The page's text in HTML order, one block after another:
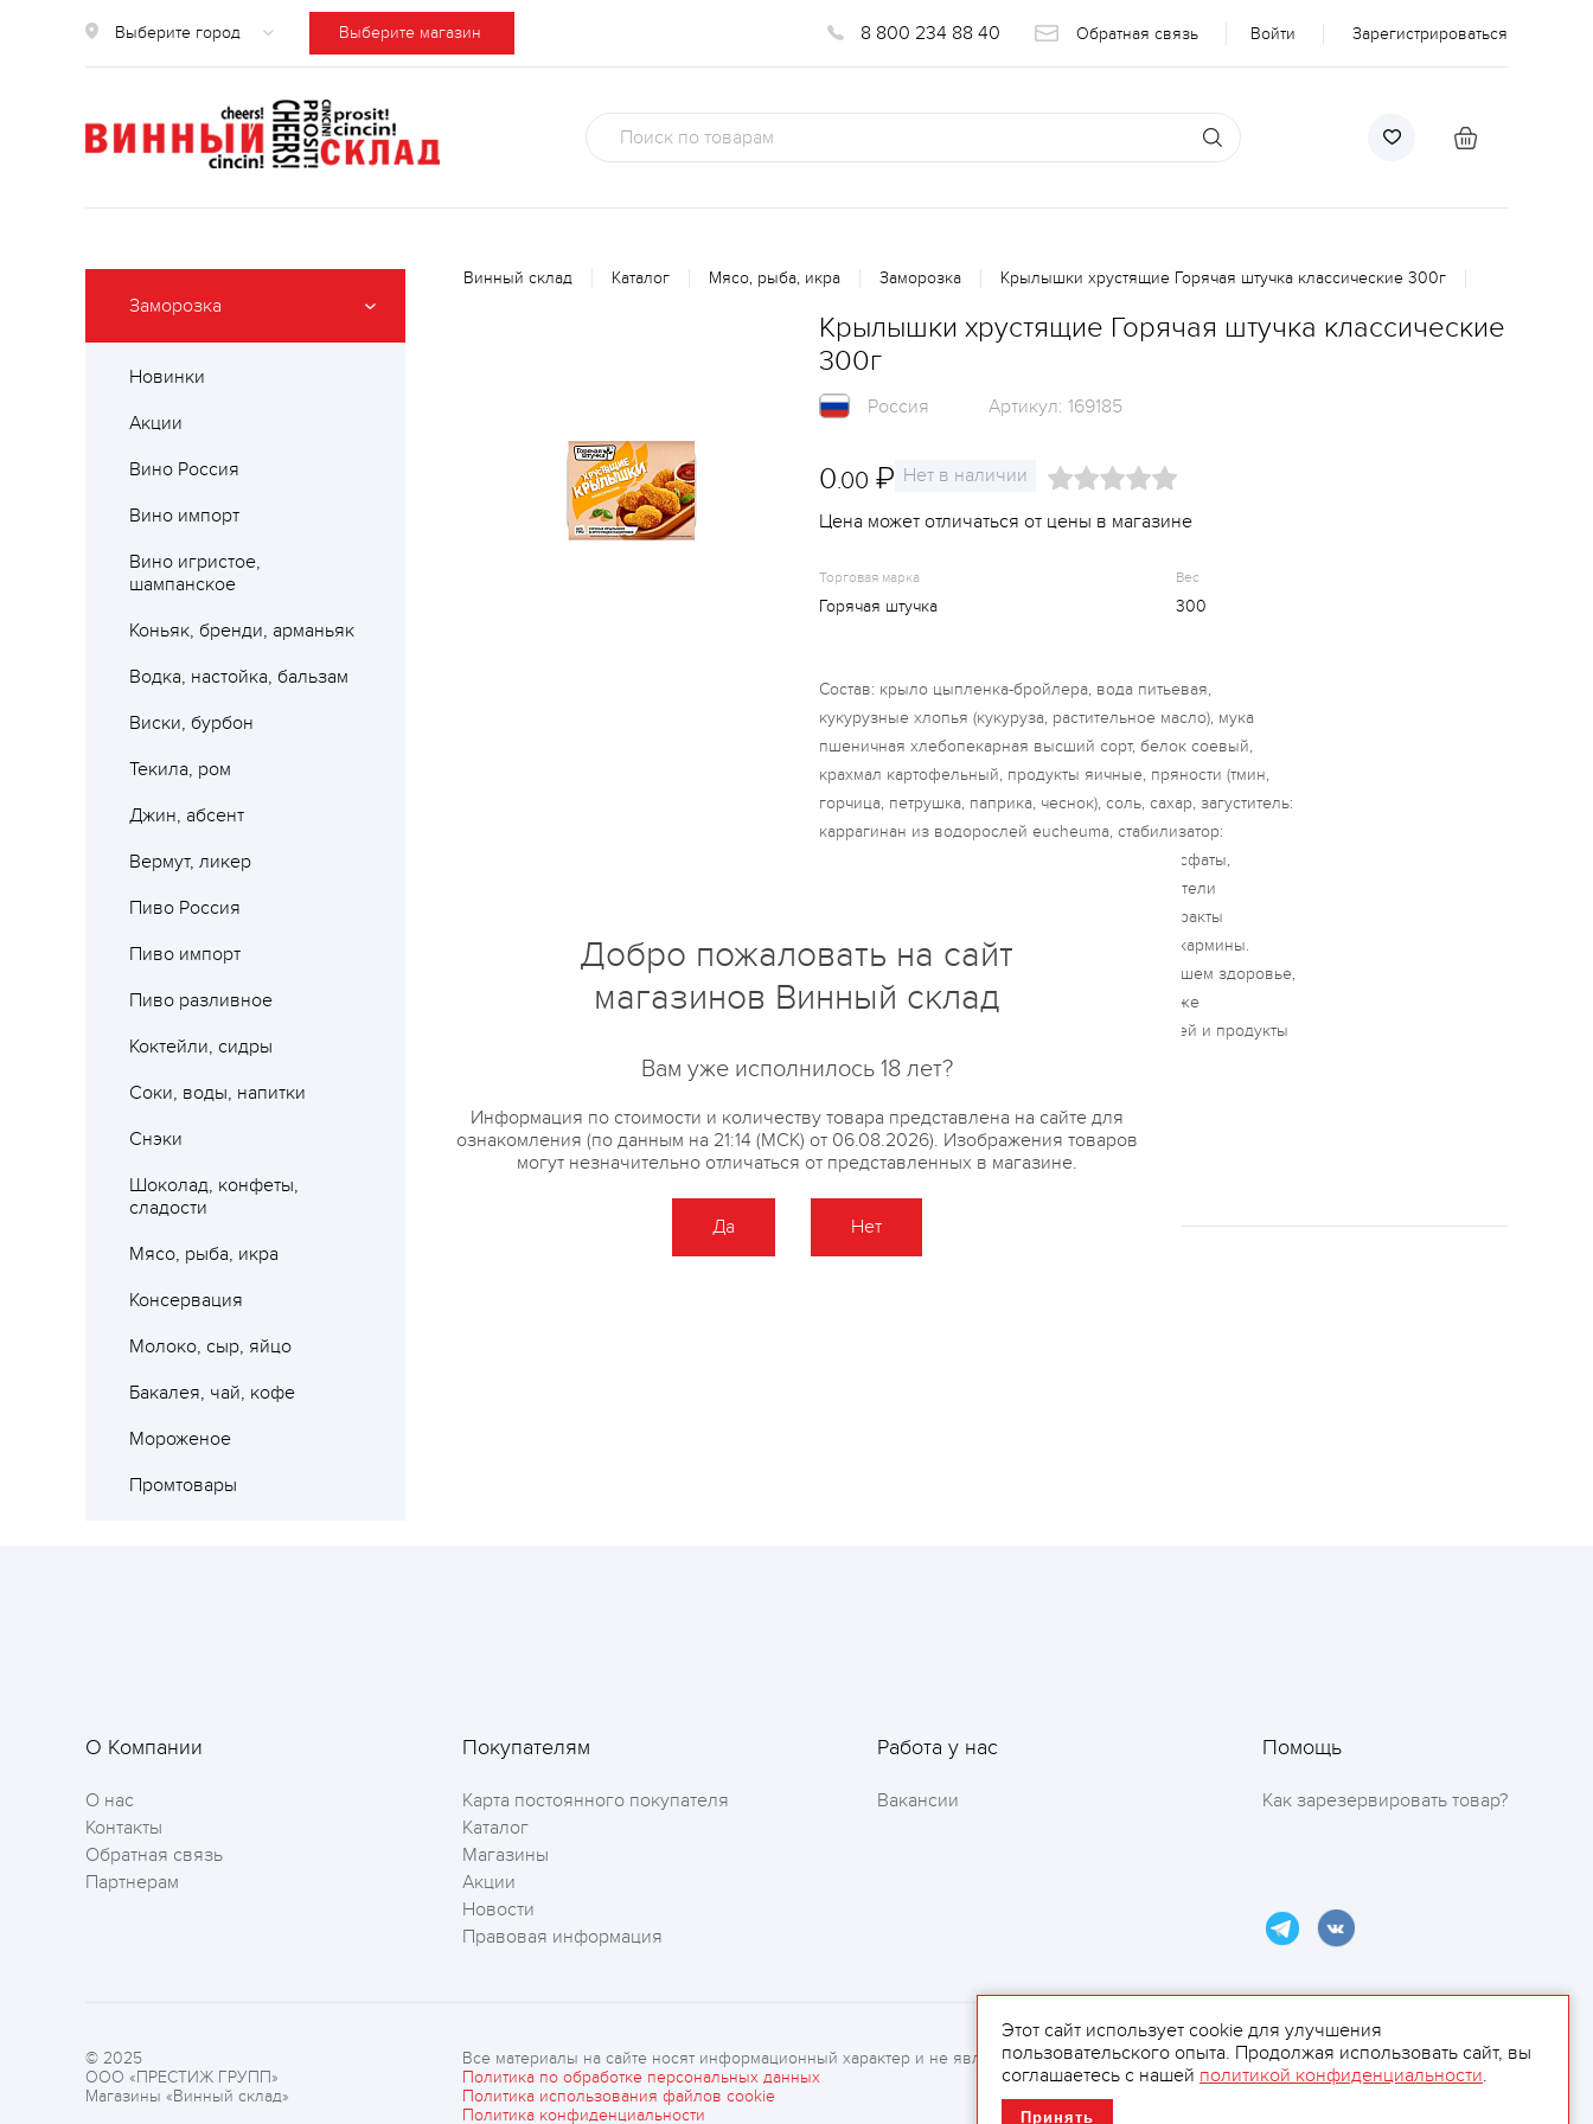
Выберите город Выберите магазин 8 800 234 88 40 Обратная связь Войти Зарегистрироваться
Заморозка
Новинки
Акции
Вино Россия
Вино импорт
Вино игристое,
шампанское
Коньяк, бренди, арманьяк
Водка, настойка, бальзам
Виски, бурбон
Текила, ром
Джин, абсент
Вермут, ликер
Пиво Россия
Пиво импорт
Пиво разливное
Коктейли, сидры
Соки, воды, напитки
Снэки
Шоколад, конфеты,
сладости
Мясо, рыба, икра
Консервация
Молоко, сыр, яйцо
Бакалея, чай, кофе
Мороженое
Промтовары
Винный склад Каталог Мясо, рыба, икра Заморозка Крылышки хрустящие Горячая штучка классические 300г
Крылышки хрустящие Горячая штучка классические
300г
Россия Артикул: 169185
0.00 ₽ Нет в наличии
Цена может отличаться от цены в магазине
Торговая марка
Горячая штучка
Вес
300
Состав: крыло цыпленка-бройлера, вода питьевая,
кукурузные хлопья (кукуруза, растительное масло), мука
пшеничная хлебопекарная высший сорт, белок соевый,
крахмал картофельный, продукты яичные, пряности (тмин,
горчица, петрушка, паприка, чеснок), соль, сахар, загуститель:
каррагинан из водорослей eucheuma, стабилизатор:
пирофосфаты, регуляторы кислотности (трифосфаты,
карбонаты натрия, цитраты натрия), антиокислители
(аскорбиновая кислота, альфа-токоферол, экстракты
розмарина), экстракт зеленого чая, краситель: кармины.
Бережно обжарено во фритюре. В заботе о Вашем здоровье,
мы обязаны сообщить, что на предприятии также
используются: кунжут, молоко, орехи, сельдерей и продукты
их переработки.
Описание Отзывы
О Компании
О нас
Контакты
Обратная связь
Партнерам
Покупателям
Карта постоянного покупателя
Каталог
Магазины
Акции
Новости
Правовая информация
Работа у нас
Вакансии
Помощь
Как зарезервировать товар?
© 2025
ООО «ПРЕСТИЖ ГРУПП»
Магазины «Винный склад»
Все материалы на сайте носят информационный характер и не являются рекламой.
Политика по обработке персональных данных
Политика использования файлов cookie
Политика конфиденциальности
Этот сайт использует cookie для улучшения
пользовательского опыта. Продолжая использовать сайт, вы
соглашаетесь с нашей политикой конфиденциальности.
Принять
Добро пожаловать на сайт
магазинов Винный склад
Вам уже исполнилось 18 лет?
Информация по стоимости и количеству товара представлена на сайте для
ознакомления (по данным на 21:14 (МСК) от 06.08.2026). Изображения товаров
могут незначительно отличаться от представленных в магазине.
Да Нет